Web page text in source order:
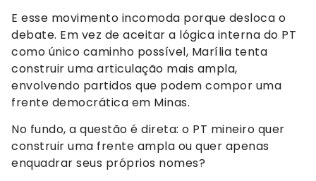
E esse movimento incomoda porque desloca o
debate. Em vez de aceitar a lógica interna do PT
como único caminho possível, Marília tenta
construir uma articulação mais ampla,
envolvendo partidos que podem compor uma
frente democrática em Minas.
No fundo, a questão é direta: o PT mineiro quer
construir uma frente ampla ou quer apenas
enquadrar seus próprios nomes?